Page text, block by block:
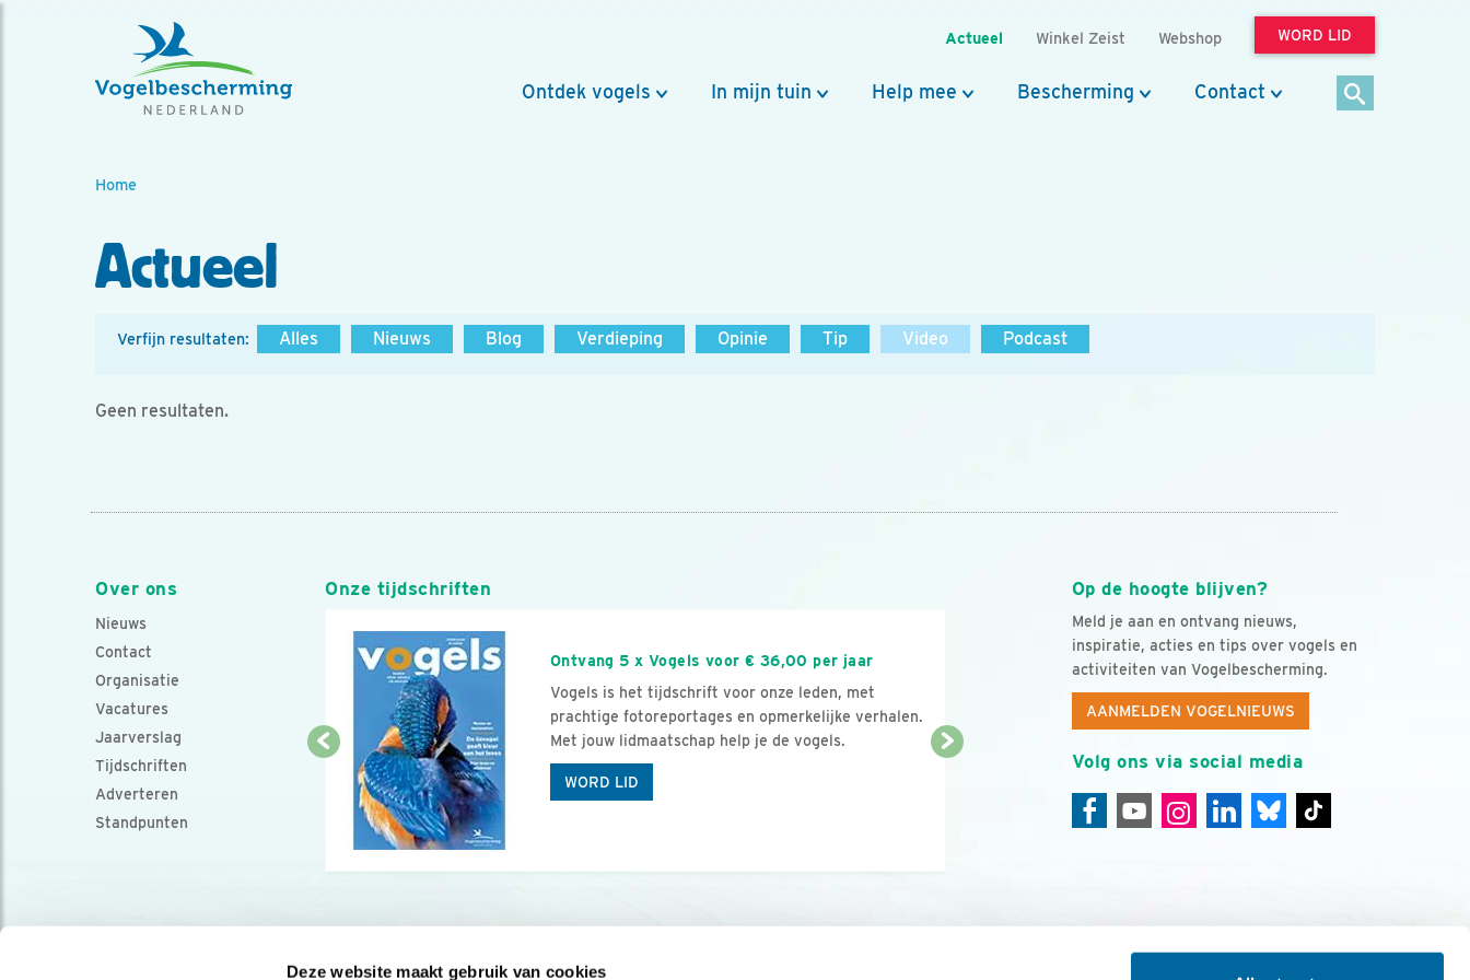
Deze website maakt gebruik van cookies
Actueel Winkel Zeist Webshop WORD LID
Ontdek vogels In mijn tuin Help mee Bescherming Contact
Home
Actueel
Verfijn resultaten: Alles Nieuws Blog Verdieping Opinie Tip Video Podcast
Geen resultaten.
Over ons
Nieuws
Contact
Organisatie
Vacatures
Jaarverslag
Tijdschriften
Adverteren
Standpunten
Op de hoogte blijven?
Meld je aan en ontvang nieuws,
inspiratie, acties en tips over vogels en
activiteiten van Vogelbescherming.
AANMELDEN VOGELNIEUWS
Volg ons via social media
Onze tijdschriften
Ontvang 5 x Vogels voor € 36,00 per jaar
Vogels is het tijdschrift voor onze leden, met
prachtige fotoreportages en opmerkelijke verhalen.
Met jouw lidmaatschap help je de vogels.
WORD LID